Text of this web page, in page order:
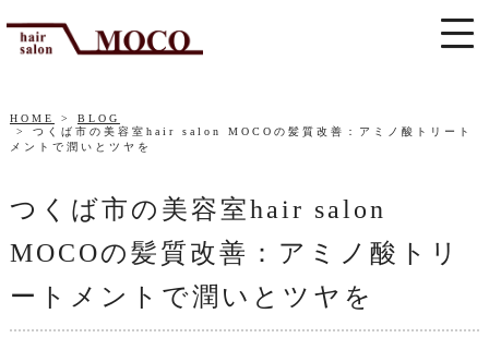
HOME
BLOG
つくば市の美容室hair salon MOCOの髪質改善：アミノ酸トリート
メントで潤いとツヤを
つくば市の美容室hair salon
MOCOの髪質改善：アミノ酸トリ
ートメントで潤いとツヤを